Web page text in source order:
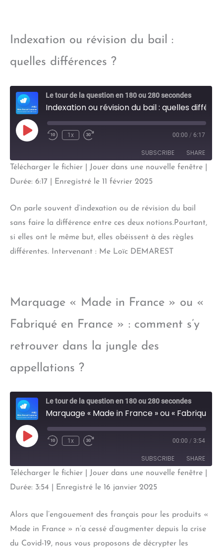
Indexation ou révision du bail :
quelles différences ?
Le tour de la question en 180 ou 280 secondes
Play
Episode
1x 00:00 / 6:17
SUBSCRIBE SHARE
SHARE
EMBED
Télécharger le fichier Jouer dans une nouvelle fenêtre
Durée: 6:17
Enregistré le 11 février 2025
On parle souvent d’indexation ou de révision du bail
sans faire la différence entre ces deux notions.Pourtant,
si elles ont le même but, elles obéissent à des règles
différentes. Intervenant : Me Loïc DEMAREST
Marquage « Made in France » ou «
Fabriqué en France » : comment s’y
retrouver dans la jungle des
appellations ?
Le tour de la question en 180 ou 280 secondes
Play
Episode
1x 00:00 / 3:54
SUBSCRIBE SHARE
SHARE
EMBED
Télécharger le fichier Jouer dans une nouvelle fenêtre
Durée: 3:54
Enregistré le 16 janvier 2025
Alors que l’engouement des français pour les produits «
Made in France » n’a cessé d’augmenter depuis la crise
du Covid-19, nous vous proposons de décrypter les